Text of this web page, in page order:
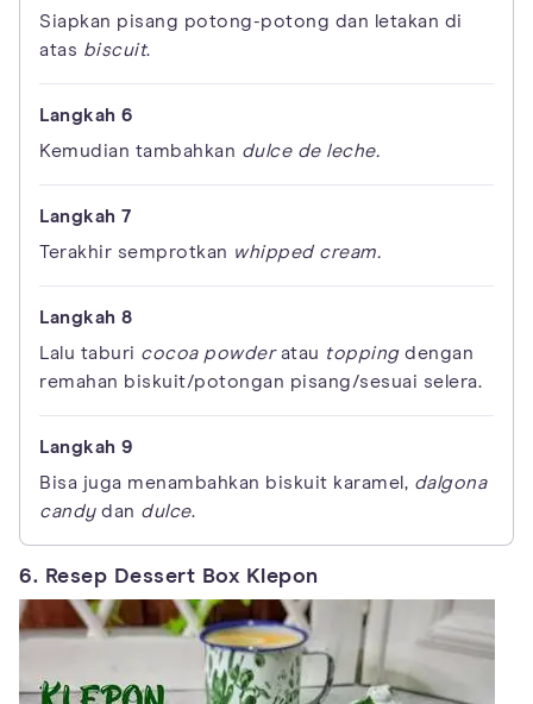
Siapkan pisang potong-potong dan letakan di
atas biscuit.
Kemudian tambahkan dulce de leche.
Terakhir semprotkan whipped cream.
Lalu taburi cocoa powderatau toppingdengan
remahan biskuit/potongan pisang/sesuai selera.
Bisa juga menambahkan biskuit karamel, dalgona
candydan dulce.
6. Resep Dessert Box Klepon